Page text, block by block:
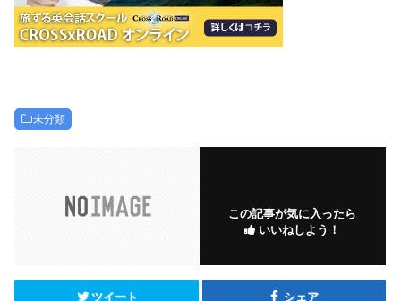
未分類
この記事が気に入ったら
いいねしよう！
ツイート シェア